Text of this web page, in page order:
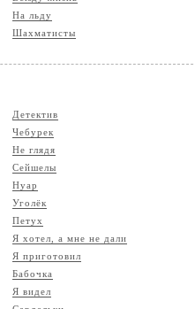
На льду
Шахматисты
Детектив
Чебурек
Не глядя
Сейшелы
Нуар
Уголёк
Петух
Я хотел, а мне не дали
Я приготовил
Бабочка
Я видел